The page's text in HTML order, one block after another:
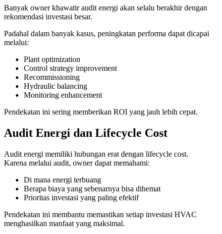
Banyak owner khawatir audit energi akan selalu berakhir dengan
rekomendasi investasi besar.
Padahal dalam banyak kasus, peningkatan performa dapat dicapai
melalui:
Plant optimization
Control strategy improvement
Recommissioning
Hydraulic balancing
Monitoring enhancement
Pendekatan ini sering memberikan ROI yang jauh lebih cepat.
Audit Energi dan Lifecycle Cost
Audit energi memiliki hubungan erat dengan lifecycle cost.
Karena melalui audit, owner dapat memahami:
Di mana energi terbuang
Berapa biaya yang sebenarnya bisa dihemat
Prioritas investasi yang paling efektif
Pendekatan ini membantu memastikan setiap investasi HVAC
menghasilkan manfaat yang maksimal.